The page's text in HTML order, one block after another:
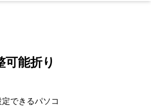
能折り
できるパソコ